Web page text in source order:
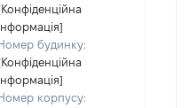
Номер будинку:
Номер корпусу: